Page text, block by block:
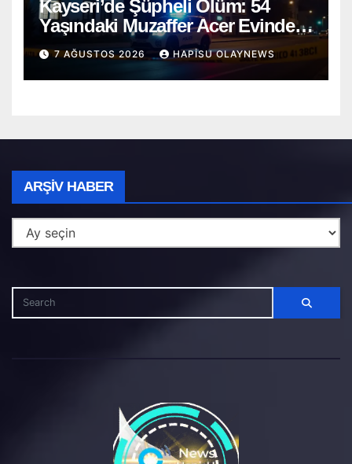
Kayseri’de Şüpheli Ölüm: 54
Yaşındaki Muzaffer Acer Evinde
Cansız Bulundu
7 AĞUSTOS 2026 HAPISU OLAYNEWS
ARŞIV HABER
Haber